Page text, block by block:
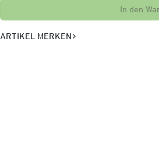
In den
ARTIKEL MERKEN